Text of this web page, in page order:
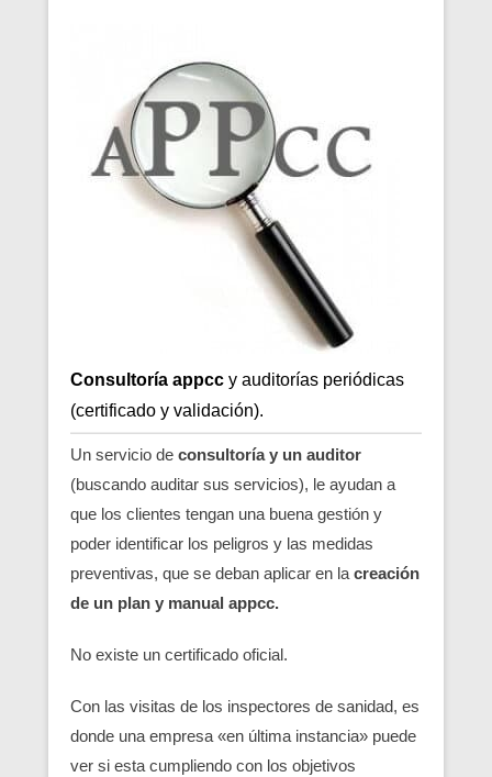
Consultoría appcc y auditorías periódicas
(certificado y validación).
Un servicio de consultoría y un auditor
(buscando auditar sus servicios), le ayudan a
que los clientes tengan una buena gestión y
poder identificar los peligros y las medidas
preventivas, que se deban aplicar en la creación
de un plan y manual appcc.
No existe un certificado oficial.
Con las visitas de los inspectores de sanidad, es
donde una empresa «en última instancia» puede
ver si esta cumpliendo con los objetivos